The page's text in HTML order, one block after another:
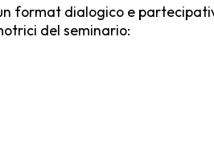
format dialogico e
del seminario: